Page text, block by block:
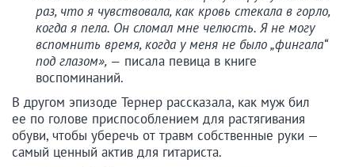
раз, что я чувствовала, как кровь стекала в горло,
когда я пела. Он сломал мне челюсть. Я не могу
вспомнить время, когда у меня не было „фингала“
под глазом», — писала певица в книге
воспоминаний.
В другом эпизоде Тернер рассказала, как муж бил
ее по голове приспособлением для растягивания
обуви, чтобы уберечь от травм собственные руки —
самый ценный актив для гитариста.